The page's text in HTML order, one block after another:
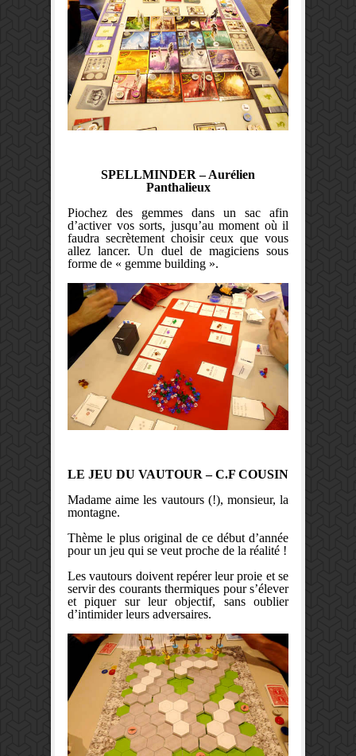
SPELLMINDER – Aurélien
Panthalieux
Piochez des gemmes dans un sac afin
d’activer vos sorts, jusqu’au moment où il
faudra secrètement choisir ceux que vous
allez lancer. Un duel de magiciens sous
forme de « gemme building ».
LE JEU DU VAUTOUR – C.F COUSIN
Madame aime les vautours (!), monsieur, la
montagne.
Thème le plus original de ce début d’année
pour un jeu qui se veut proche de la réalité !
Les vautours doivent repérer leur proie et se
servir des courants thermiques pour s’élever
et piquer sur leur objectif, sans oublier
d’intimider leurs adversaires.